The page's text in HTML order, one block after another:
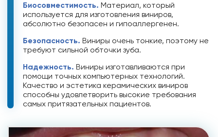
Биосовместимость. Материал, который
используется для изготовления виниров,
абсолютно безопасен и гипоаллергенен.
Безопасность. Виниры очень тонкие, поэтому не
требуют сильной обточки зуба.
Надежность. Виниры изготавливаются при
помощи точных компьютерных технологий.
Качество и эстетика керамических виниров
способны удовлетворить высокие требования
самых притязательных пациентов.